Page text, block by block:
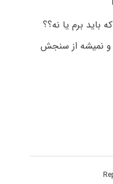
برم یا نه؟؟
و نمیشه از سنجش